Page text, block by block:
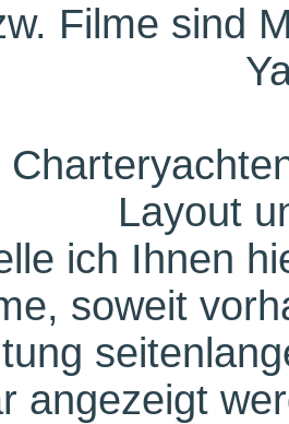
Filme sind
Layout
ich Ihnen
soweit
angezeigt